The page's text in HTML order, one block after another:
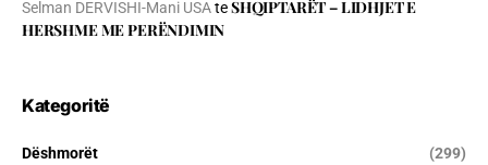
Selman DERVISHI-Mani USAteSHQIPTARËT – LIDHJET E
HERSHME ME PERËNDIMIN
Kategoritë
Dëshmorët (299)